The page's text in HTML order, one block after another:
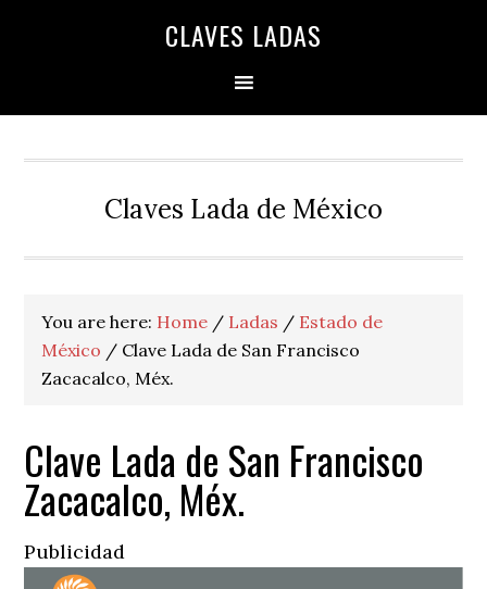
CLAVES LADAS
Claves Lada de México
You are here: Home / Ladas / Estado de
México / Clave Lada de San Francisco
Zacacalco, Méx.
Clave Lada de San Francisco
Zacacalco, Méx.
Publicidad